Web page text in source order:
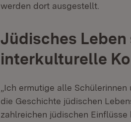
werden dort ausgestellt.
Jüdisches
interkulturelle
„Ich ermutige alle
die Geschichte jüdischen
zahlreichen jüdischen